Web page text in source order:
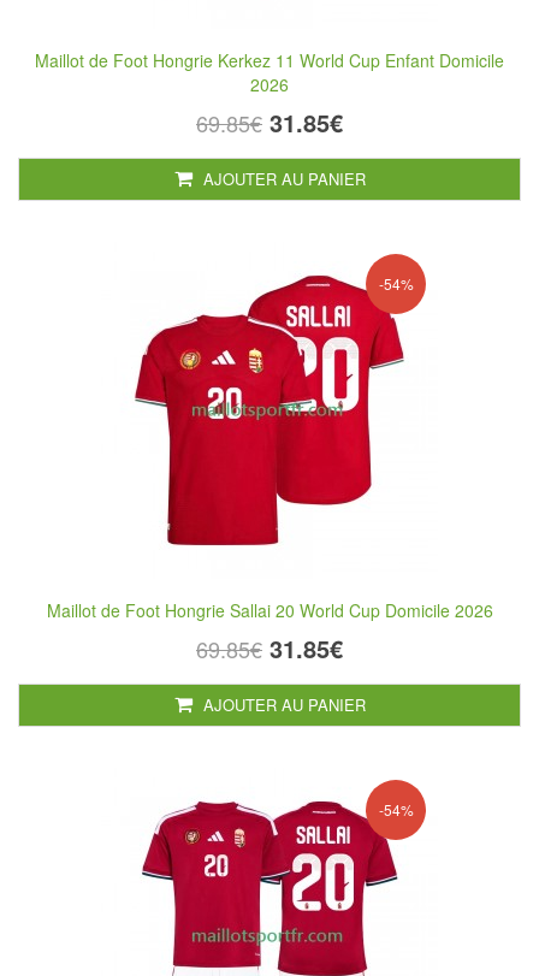
Maillot de Foot Hongrie Kerkez 11 World Cup Enfant Domicile
2026
69.85€ 31.85€
AJOUTER AU PANIER
-54%
Maillot de Foot Hongrie Sallai 20 World Cup Domicile 2026
69.85€ 31.85€
AJOUTER AU PANIER
-54%